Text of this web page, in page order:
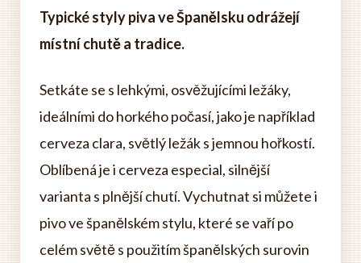
Typické styly piva ve Španělsku odrážejí
místní chutě a tradice.
Setkáte se s lehkými, osvěžujícími ležáky,
ideálními do horkého počasí, jako je například
cerveza clara, světlý ležák s jemnou hořkostí.
Oblíbená je i cerveza especial, silnější
varianta s plnější chutí. Vychutnat si můžete i
pivo ve španělském stylu, které se vaří po
celém světě s použitím španělských surovin